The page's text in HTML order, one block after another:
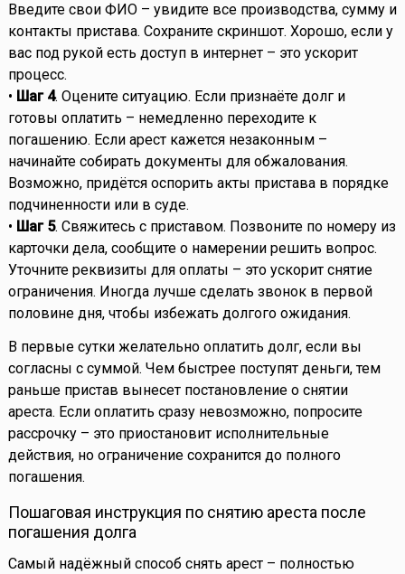
Введите свои ФИО – увидите все производства, сумму и
контакты пристава. Сохраните скриншот. Хорошо, если у
вас под рукой есть доступ в интернет – это ускорит
процесс.
• Шаг 4. Оцените ситуацию. Если признаёте долг и
готовы оплатить – немедленно переходите к
погашению. Если арест кажется незаконным –
начинайте собирать документы для обжалования.
Возможно, придётся оспорить акты пристава в порядке
подчиненности или в суде.
• Шаг 5. Свяжитесь с приставом. Позвоните по номеру из
карточки дела, сообщите о намерении решить вопрос.
Уточните реквизиты для оплаты – это ускорит снятие
ограничения. Иногда лучше сделать звонок в первой
половине дня, чтобы избежать долгого ожидания.
В первые сутки желательно оплатить долг, если вы
согласны с суммой. Чем быстрее поступят деньги, тем
раньше пристав вынесет постановление о снятии
ареста. Если оплатить сразу невозможно, попросите
рассрочку – это приостановит исполнительные
действия, но ограничение сохранится до полного
погашения.
Пошаговая инструкция по снятию ареста после
погашения долга
Самый надёжный способ снять арест – полностью